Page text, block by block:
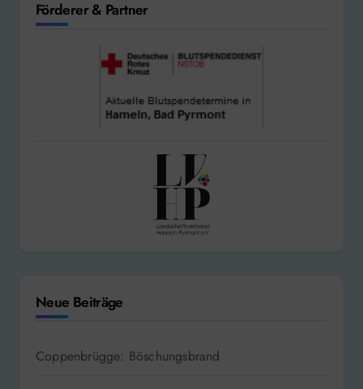
Förderer & Partner
Neue Beiträge
Coppenbrügge: Böschungsbrand